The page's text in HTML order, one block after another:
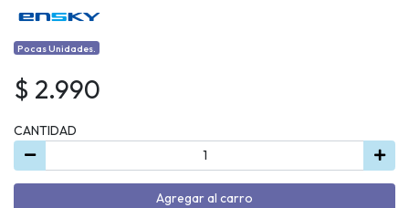
Pocas Unidades.
$ 2.990
CANTIDAD
Agregar al carro